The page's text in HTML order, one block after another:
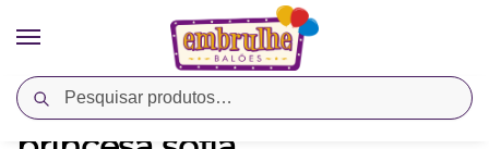
Pesquisar
Início Produtos marcados com a tag “princesa sofia”